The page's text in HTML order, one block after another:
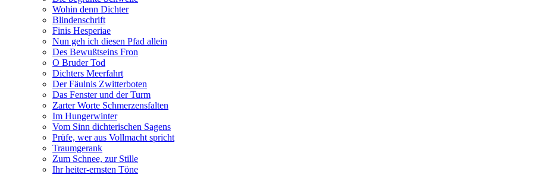
Wohin denn Dichter
Blindenschrift
Finis Hesperiae
Nun geh ich diesen Pfad allein
Des Bewußtseins Fron
O Bruder Tod
Dichters Meerfahrt
Der Fäulnis Zwitterboten
Das Fenster und der Turm
Zarter Worte Schmerzensfalten
Im Hungerwinter
Vom Sinn dichterischen Sagens
Prüfe, wer aus Vollmacht spricht
Traumgerank
Zum Schnee, zur Stille
Ihr heiter-ernsten Töne